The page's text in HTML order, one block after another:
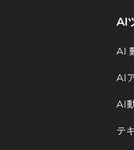
AI
AI
AI
AI
テ